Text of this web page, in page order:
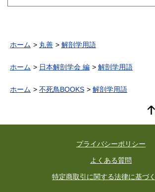
ホーム 丸善 解剖学用語
ホーム 日本解剖学会 編 解剖学用語
ホーム 不死鳥BOOKS 解剖学用語
プライバシーポリシー
よくある質問
特定商取引に関する法律に基づ